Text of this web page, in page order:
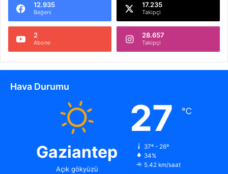
12.935
Beğeni
17.235
Takipçi
2
Abone
28.657
Takipçi
Hava Durumu
Gaziantep
Açık gökyüzü
27 ℃
37º - 26º
34%
5.42 km/saat